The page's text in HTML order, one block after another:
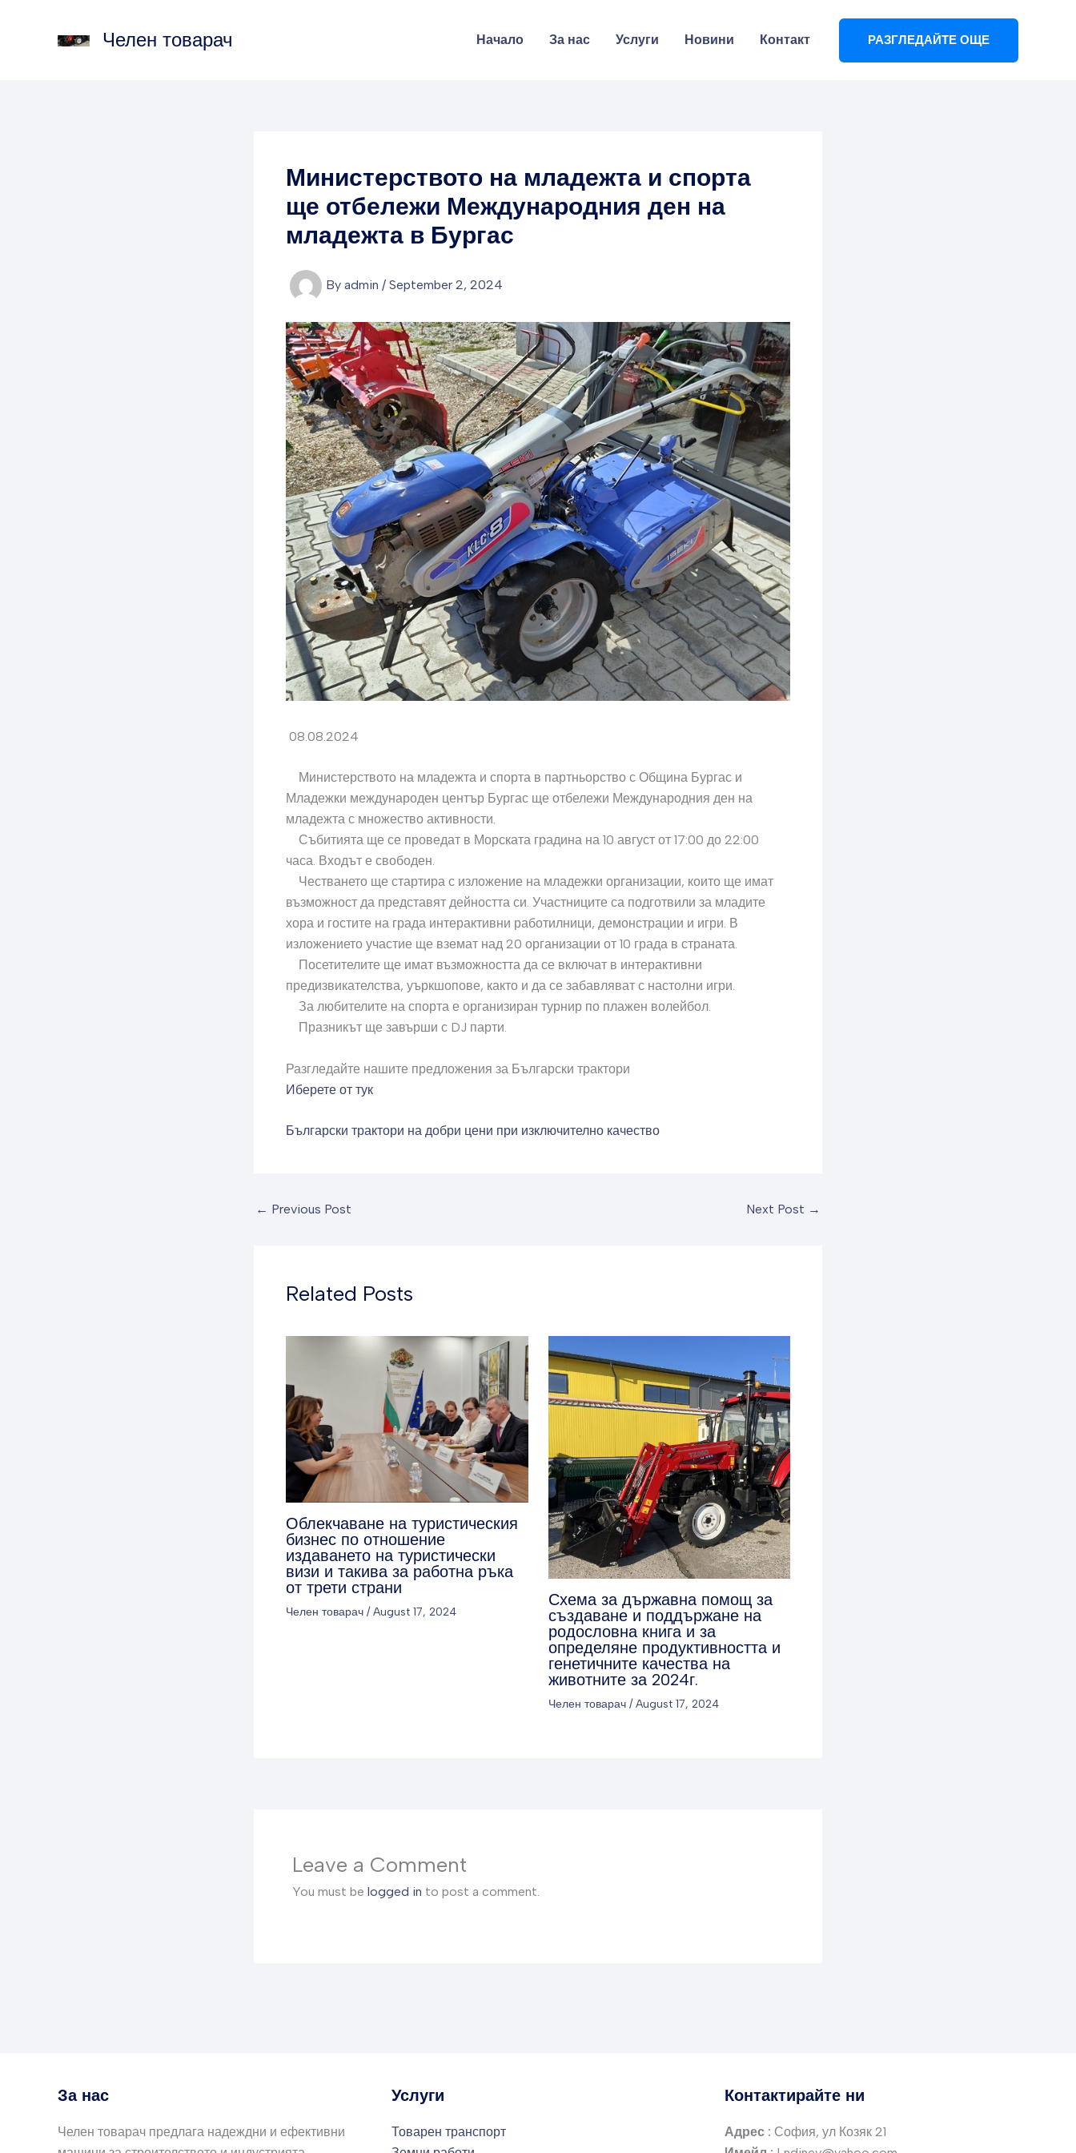
Челен товарач Начало За нас Услуги Новини Контакт РАЗГЛЕДАЙТЕ ОЩЕ
Министерството на младежта и спорта
ще отбележи Международния ден на
младежта в Бургас
By admin / September 2, 2024
08.08.2024
Министерството на младежта и спорта в партньорство с Община Бургас и
Младежки международен център Бургас ще отбележи Международния ден на
младежта с множество активности.
Събитията ще се проведат в Морската градина на 10 август от 17:00 до 22:00
часа. Входът е свободен.
Честването ще стартира с изложение на младежки организации, които ще имат
възможност да представят дейността си. Участниците са подготвили за младите
хора и гостите на града интерактивни работилници, демонстрации и игри. В
изложението участие ще вземат над 20 организации от 10 града в страната.
Посетителите ще имат възможността да се включат в интерактивни
предизвикателства, уъркшопове, както и да се забавляват с настолни игри.
За любителите на спорта е организиран турнир по плажен волейбол.
Празникът ще завърши с DJ парти.
Разгледайте нашите предложения за Български трактори
Иберете от тук
Български трактори на добри цени при изключително качество
← Previous Post Next Post →
Related Posts
Облекчаване на туристическия
бизнес по отношение
издаването на туристически
визи и такива за работна ръка
от трети страни
Челен товарач /August 17, 2024
Схема за държавна помощ за
създаване и поддържане на
родословна книга и за
определяне продуктивността и
генетичните качества на
животните за 2024г.
Челен товарач/August 17, 2024
Leave a Comment
You must be logged in to post a comment.
За нас
Челен товарач предлага надеждни и ефективни
Услуги
Товарен транспорт
Контактирайте ни
Адрес : София, ул Козяк 21